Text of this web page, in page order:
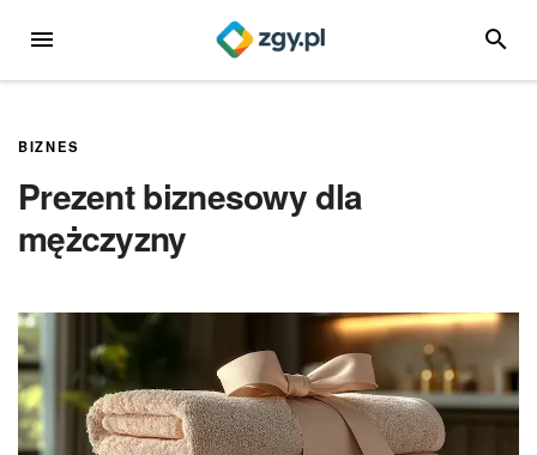
MENU
BIZNES
Prezent biznesowy dla
mężczyzny